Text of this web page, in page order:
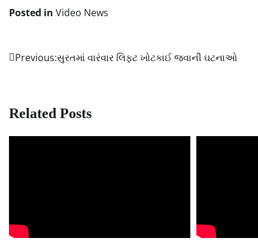
Posted in Video News
Post
Previous:સુરતમાં વારંવાર લિફ્ટ ખોટકાઈ જવાની ઘટનાઓ
Related Posts